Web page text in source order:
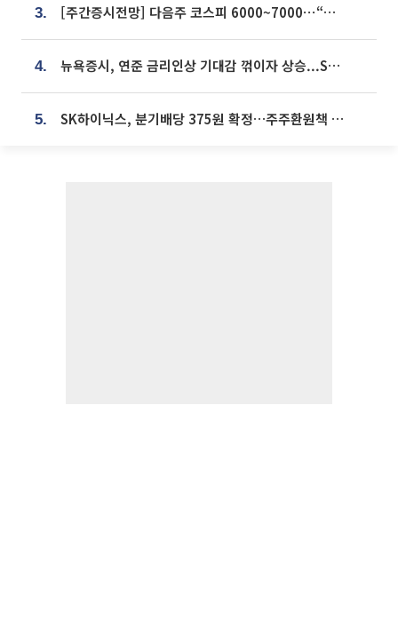
3. [주간증시전망] 다음주 코스피 6000~7000⋯“外人 수급은 정책이 변수”
4. 뉴욕증시, 연준 금리인상 기대감 꺾이자 상승...S&P500 사상 최고치 [종합]
5. SK하이닉스, 분기배당 375원 확정…주주환원책 9월로 앞당겨 발표